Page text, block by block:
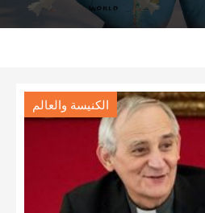
الكنيسة والعالم